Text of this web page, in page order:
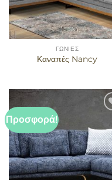
ΓΩΝΊΕΣ
Καναπές Nancy
Προσφορά!
στα